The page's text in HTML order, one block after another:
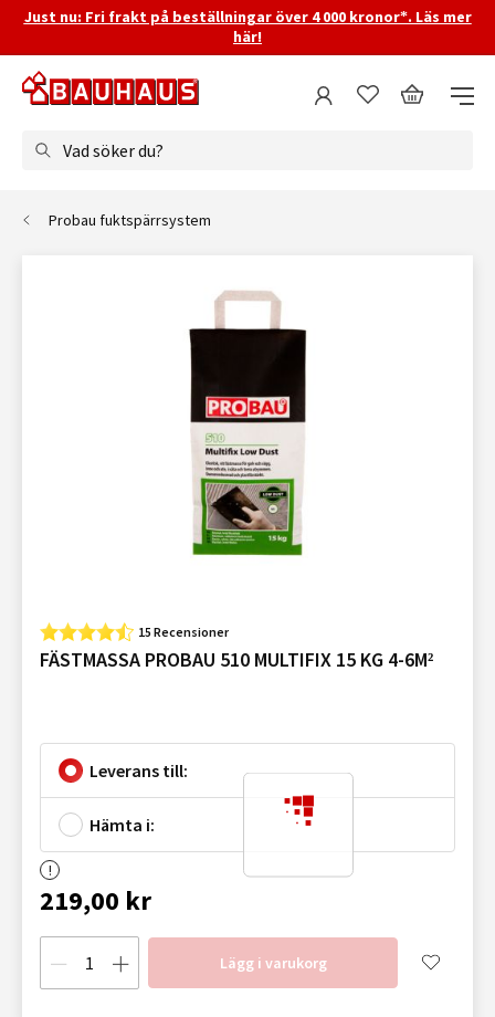
Just nu: Fri frakt på beställningar över 4 000 kronor*. Läs mer
här!
Vad söker du?
Probau fuktspärrsystem
15 Recensioner
FÄSTMASSA PROBAU 510 MULTIFIX 15 KG 4-6M²
Leverans till:
Hämta i:
219,00 kr
Lägg i varukorg